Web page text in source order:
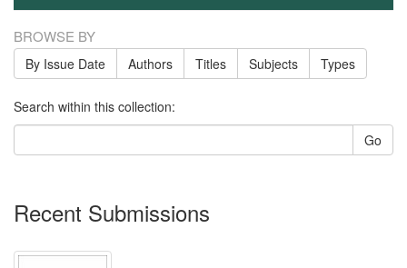
BROWSE BY
By Issue Date Authors Titles Subjects Types
Search within this collection:
Go
Recent Submissions